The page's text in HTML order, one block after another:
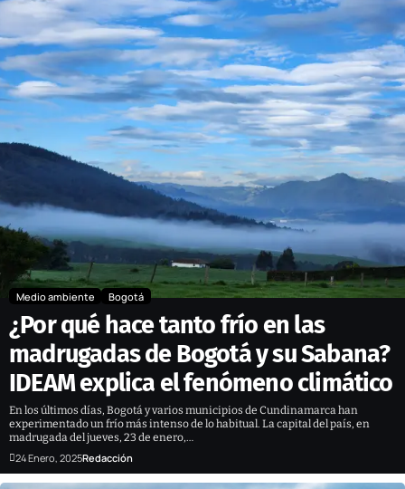
Medio ambiente Bogotá
¿Por qué hace tanto frío en las
madrugadas de Bogotá y su Sabana?
IDEAM explica el fenómeno climático
En los últimos días, Bogotá y varios municipios de Cundinamarca han
experimentado un frío más intenso de lo habitual. La capital del país, en
madrugada del jueves, 23 de enero,…
24 Enero, 2025Redacción